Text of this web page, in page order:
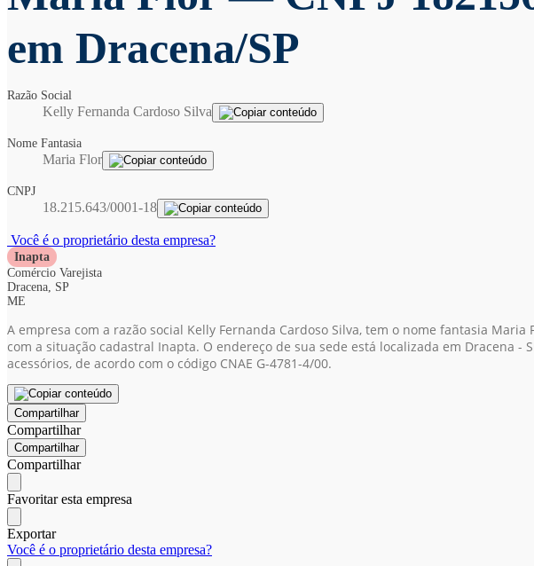
em Dracena/SP
Razão Social
Kelly Fernanda Cardoso Silva
Nome Fantasia
Maria Flor
CNPJ
18.215.643/0001-18
Você é o proprietário desta empresa?
Inapta
Comércio Varejista
Dracena, SP
ME
A empresa com a razão social Kelly Fernanda Cardoso Silva, tem o nome fantasia Maria
com a situação cadastral Inapta. O endereço de sua sede está localizada em Dracena
acessórios, de acordo com o código CNAE G-4781-4/00.
Compartilhar
Compartilhar
Compartilhar
Compartilhar
Favoritar esta empresa
Exportar
Você é o proprietário desta empresa?